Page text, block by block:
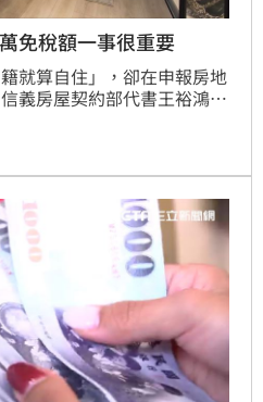
免稅額一事很重要
就算自住」，卻在申報房地
義房屋契約部代書王裕鴻指
記，提升至實質的「居住事
仍可能被認定無居住事實，
陳韋帆）